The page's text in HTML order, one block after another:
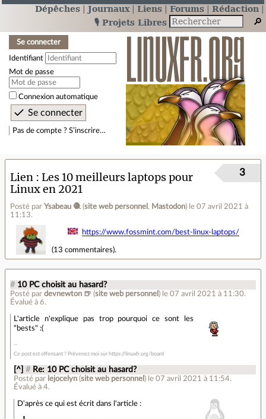
Dépêches Journaux Liens Forums
Rédaction
🎙️ Projets Libres
Se connecter
Identifiant
Mot de passe
Connexion automatique
Pas de compte ? S’inscrire…
Lien
Les 10 meilleurs laptops pour
Linux en 2021
Posté par Ysabeau 🧶 (site web personnel , Mastodon) le 07 avril 2021 à
11:13.
3
https://www.fossmint.com/best-linux-laptops/
(13 commentaires).
# 10 PC choisit au hasard?
Posté par devnewton 🍺 (site web personnel ) le 07 avril 2021 à 11:30.
Évalué à 6.
L'article n'explique pas trop pourquoi ce sont les
"bests" :(
Ce post est offensant ? Prévenez moi sur https://linuxfr.org/board
[^] # Re: 10 PC choisit au hasard?
Posté par lejocelyn (site web personnel ) le 07 avril 2021 à 11:54.
Évalué à4.
D'après ce qui est écrit dans l'article :